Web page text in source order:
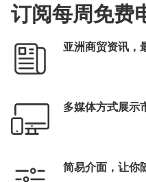
订阅每周免费
亚洲商贸资讯，
多媒体方式展示
简易介面，让你